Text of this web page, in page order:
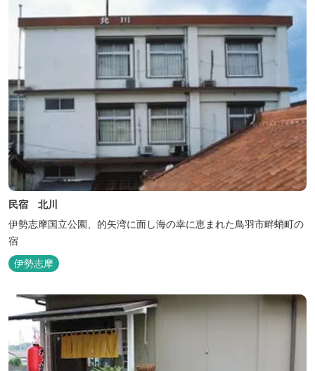
民宿 北川
伊勢志摩国立公園、的矢湾に面し海の幸に恵まれた鳥羽市畔蛸町の
宿
伊勢志摩